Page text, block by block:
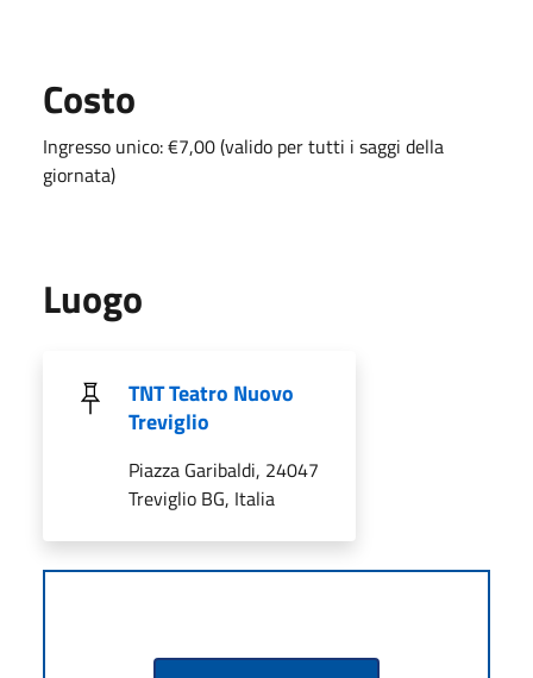
Costo
Ingresso unico: €7,00 (valido per tutti i saggi della
giornata)
Luogo
TNT Teatro Nuovo
Treviglio
Piazza Garibaldi, 24047
Treviglio BG, Italia